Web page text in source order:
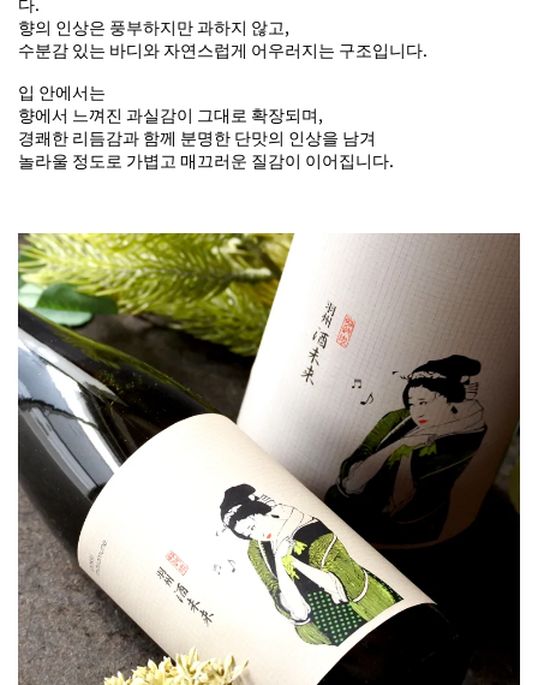
향의 인상은 풍부하지만 과하지 않고,
수분감 있는 바디와 자연스럽게 어우러지는 구조입니다.
입 안에서는
향에서 느껴진 과실감이 그대로 확장되며,
경쾌한 리듬감과 함께 분명한 단맛의 인상을 남겨
놀라울 정도로 가볍고 매끄러운 질감이 이어집니다.